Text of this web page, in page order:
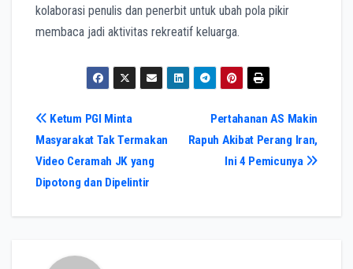
kolaborasi penulis dan penerbit untuk ubah pola pikir
membaca jadi aktivitas rekreatif keluarga.
Navigasi
pos
Pertahanan AS Makin
Rapuh Akibat Perang Iran,
Ini 4 Pemicunya
Ketum PGI Minta
Masyarakat Tak Termakan
Video Ceramah JK yang
Dipotong dan Dipelintir